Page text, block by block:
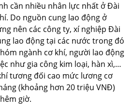
cần nhiều nhân lực nhất ở Đài
Do nguồn cung lao động ở
nên các công ty, xí nghiệp Đài
lao động tại các nước trong đó
ngành cơ khí, người lao động
như gia công kim loại, hàn xì,…
tương đối cao mức lương cơ
(khoảng hơn 20 triệu VNĐ)
giờ.